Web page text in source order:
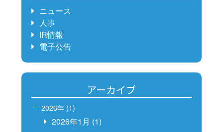
ニュース
人事
IR情報
電子公告
アーカイブ
2026年 (1)
2026年1月 (1)